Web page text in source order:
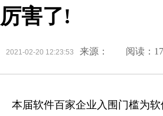
厉害了!
2021-02-20 12:23:53 来源： 阅读：
本届软件百家企业入围门槛为软